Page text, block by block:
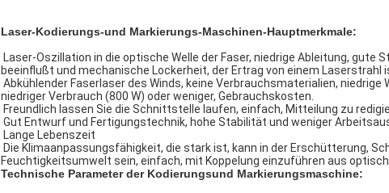
Laser-Kodierungs-und Markierungs-Maschinen-Hauptmerkmale:
Laser-Oszillation in die optische Welle der Faser, niedrige Ableitung,
beeinflußt und mechanische Lockerheit, der Ertrag von einem Laserstrahl
Abkühlender Faserlaser des Winds, keine Verbrauchsmaterialien,
niedriger Verbrauch (800 W) oder weniger, Gebrauchskosten.
Freundlich lassen Sie die Schnittstelle laufen, einfach, Mitteilung zu
Gut Entwurf und Fertigungstechnik, hohe Stabilität und weniger
Lange Lebenszeit
Die Klimaanpassungsfähigkeit, die stark ist, kann in der Erschütterung,
Feuchtigkeitsumwelt sein, einfach, mit Koppelung einzuführen aus
Technische Parameter der Kodierungsund Markierungsmaschine: